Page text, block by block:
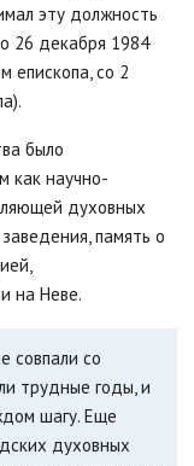
эту должность
26 декабря 1984
епископа, со 2
было
как научно-
духовных
память о
на Неве.
совпали со
трудные годы, и
шагу. Еще
духовных